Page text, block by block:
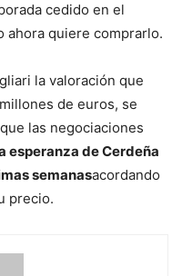
cedido en el
ahora quiere comprarlo.
la valoración que
de euros, se
las negociaciones
esperanza de Cerdeña
semanasacordando
precio.